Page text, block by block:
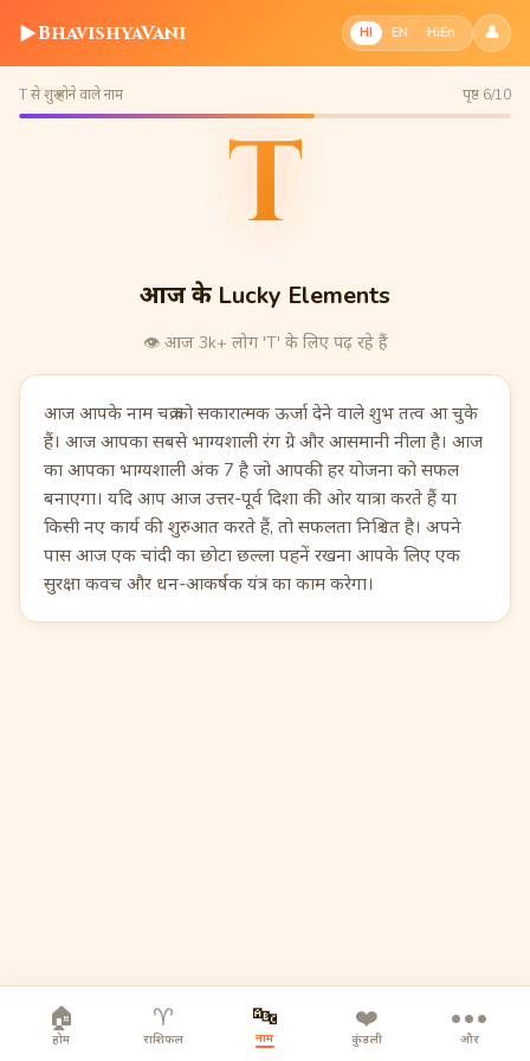
▶BhavishyaVani HI EN HiEn 👤
T से शुरू होने वाले नाम पृष्ठ 6/10
T
आज के Lucky Elements
👁️ आज 3k+ लोग 'T' के लिए पढ़ रहे हैं
आज आपके नाम चक्र को सकारात्मक ऊर्जा देने वाले शुभ तत्व आ चुके
हैं। आज आपका सबसे भाग्यशाली रंग ग्रे और आसमानी नीला है। आज
का आपका भाग्यशाली अंक 7 है जो आपकी हर योजना को सफल
बनाएगा। यदि आप आज उत्तर-पूर्व दिशा की ओर यात्रा करते हैं या
किसी नए कार्य की शुरुआत करते हैं, तो सफलता निश्चित है। अपने
पास आज एक चांदी का छोटा छल्ला पहनें रखना आपके लिए एक
सुरक्षा कवच और धन-आकर्षक यंत्र का काम करेगा।
🏠
होम
♈
राशिफल
🔤
नाम
❤️
कुंडली
•••
और